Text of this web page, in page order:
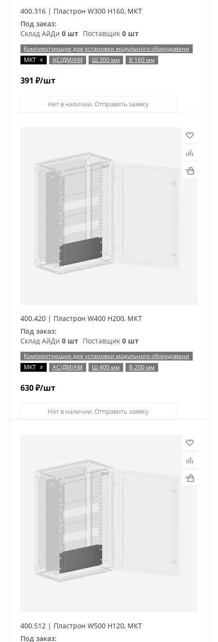
400.316 | Пластрон W300 H160, МКТ
Под заказ:
Склад АйДи 0 шт Поставщик 0 шт
Комплектующие для установки модульного оборудовани
МКТ x АС/ДМ/АМ Ш 300 мм В 160 мм
391 ₽/шт
Нет в наличии. Отправить заявку
400.420 | Пластрон W400 H200, МКТ
Под заказ:
Склад АйДи 0 шт Поставщик 0 шт
Комплектующие для установки модульного оборудовани
МКТ x АС/ДМ/АМ Ш 400 мм В 200 мм
630₽/шт
Нет в наличии. Отправить заявку
400.512 | Пластрон W500 H120, МКТ
Под заказ: